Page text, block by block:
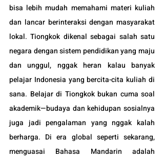
bisa lebih mudah memahami materi kuliah
dan lancar berinteraksi dengan masyarakat
lokal. Tiongkok dikenal sebagai salah satu
negara dengan sistem pendidikan yang maju
dan unggul, nggak heran kalau banyak
pelajar Indonesia yang bercita-cita kuliah di
sana. Belajar di Tiongkok bukan cuma soal
akademik—budaya dan kehidupan sosialnya
juga jadi pengalaman yang nggak kalah
berharga. Di era global seperti sekarang,
menguasai Bahasa Mandarin adalah